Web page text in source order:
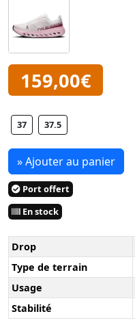
159,00€
37 37.5
» Ajouter au panier
Port offert
En stock
Drop
Type de terrain
Usage
Stabilité